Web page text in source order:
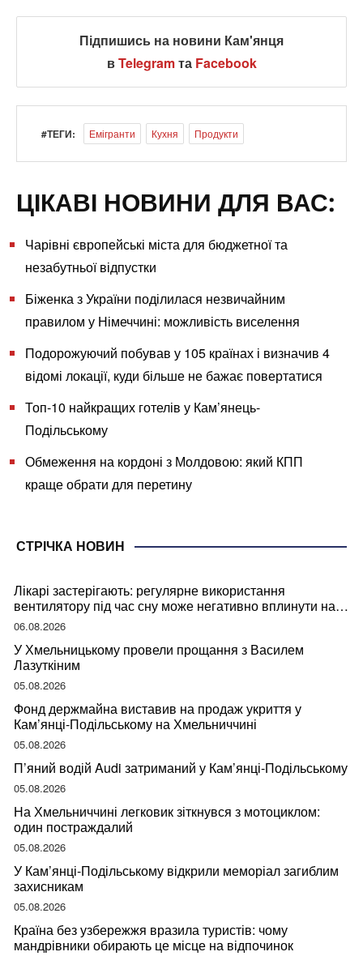
Підпишись на новини Кам'янця
вTelegramта Facebook
#ТЕГИ: Емігранти Кухня Продукти
ЦІКАВІ НОВИНИ ДЛЯ ВАС:
Чарівні європейські міста для бюджетної та
незабутньої відпустки
Біженка з України поділилася незвичайним
правилом у Німеччині: можливість виселення
Подорожуючий побував у 105 країнах і визначив 4
відомі локації, куди більше не бажає повертатися
Топ-10 найкращих готелів у Кам’янець-
Подільському
Обмеження на кордоні з Молдовою: який КПП
краще обрати для перетину
СТРІЧКА НОВИН
Лікарі застерігають: регулярне використання
вентилятору під час сну може негативно вплинути на
ваше здоров’я
06.08.2026
У Хмельницькому провели прощання з Василем
Лазуткіним
05.08.2026
Фонд держмайна виставив на продаж укриття у
Кам’янці-Подільському на Хмельниччині
05.08.2026
П’яний водій Audi затриманий у Кам’янці-Подільському
05.08.2026
На Хмельниччині легковик зіткнувся з мотоциклом:
один постраждалий
05.08.2026
У Кам’янці-Подільському відкрили меморіал загиблим
захисникам
05.08.2026
Країна без узбережжя вразила туристів: чому
мандрівники обирають це місце на відпочинок